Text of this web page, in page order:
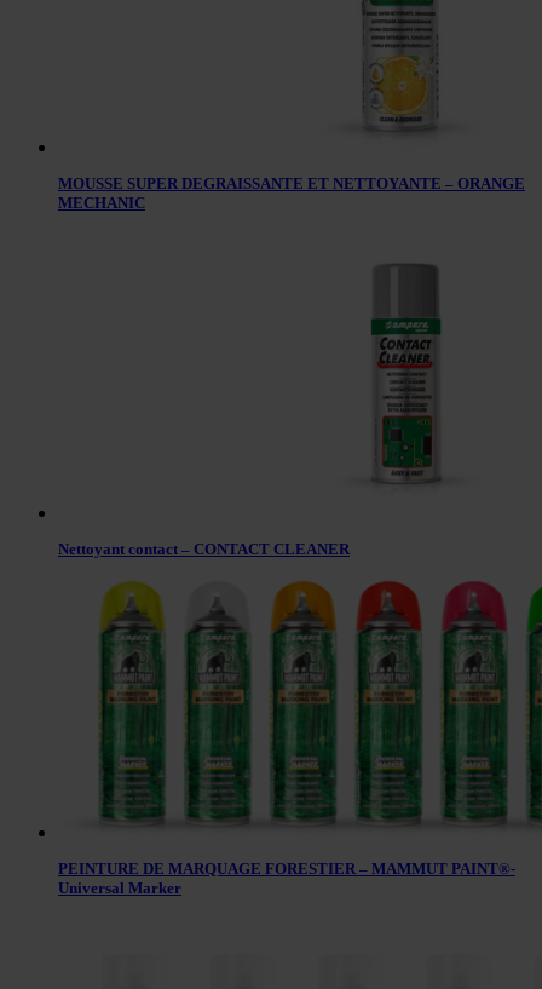
MOUSSE SUPER DEGRAISSANTE ET NETTOYANTE – ORANGE
MECHANIC
Nettoyant contact – CONTACT CLEANER
PEINTURE DE MARQUAGE FORESTIER – MAMMUT PAINT®-
Universal Marker